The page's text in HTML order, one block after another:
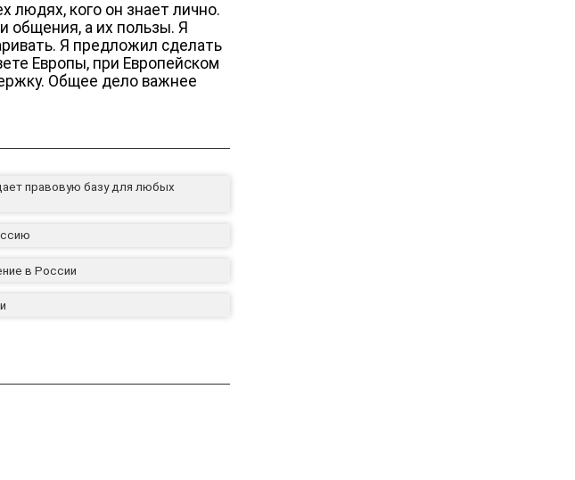
людях, кого он знает лично.
общения, а их пользы. Я
Я предложил сделать
Европы, при Европейском
Общее дело важнее
правовую базу для любых
в России